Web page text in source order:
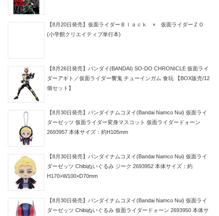
【8月20日発売】仮面ライダーＢｌａｃｋ × 仮面ライダーＺＯ
(小学館クリエイティブ単行本)
【8月26日発売】バンダイ(BANDAI) SO-DO CHRONICLE 仮面ライ
ダーアギト／仮面ライダー響鬼 チューインガム 食玩 【BOX販売/12
個セット】
【8月30日発売】バンダイナムコヌイ(Bandai Namco Nui) 仮面ライ
ダーゼッツ 仮面ライダー変身マスコット 仮面ライダードォーン
2693957 本体サイズ：約H105mm
【8月30日発売】バンダイナムコヌイ(Bandai Namco Nui) 仮面ライ
ダーゼッツ Chibiぬいぐるみ ジーク 2693952 本体サイズ：約
H170×W100×D70mm
【8月30日発売】バンダイナムコヌイ(Bandai Namco Nui) 仮面ライ
ダーゼッツ Chibiぬいぐるみ 仮面ライダードォーン 2693950 本体サ